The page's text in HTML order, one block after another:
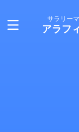
サラリー
アラフ